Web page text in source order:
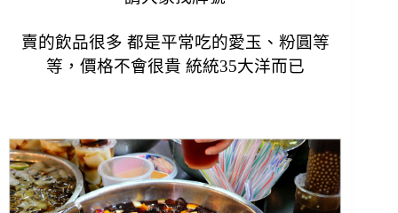
賣的飲品很多 都是平常吃的愛玉、粉圓等
等， 價格不會很貴 統統35大洋而已